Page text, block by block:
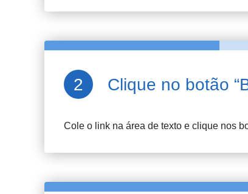
Clique no botão
Cole o link na área de texto e clique nos